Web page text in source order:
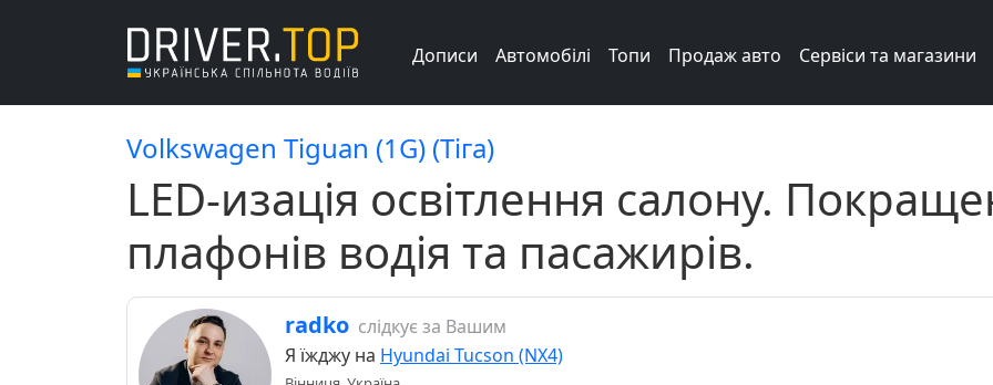
Дописи Автомобілі Топи Продаж авто Сервіси та магазини
Volkswagen Tiguan (1G) (Тіга)
LED-изація освітлення салону.
плафонів водія та пасажирів.
radko слідкує за Вашим
Я їжджу на Hyundai Tucson (NX4)